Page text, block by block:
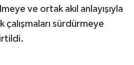
ve ortak akıl anlayışıyla
sürdürmeye